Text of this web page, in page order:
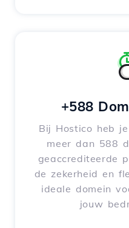
+588
Bij Hostico heb
meer dan 588
geaccrediteerde
de zekerheid en
ideale domein
jouw